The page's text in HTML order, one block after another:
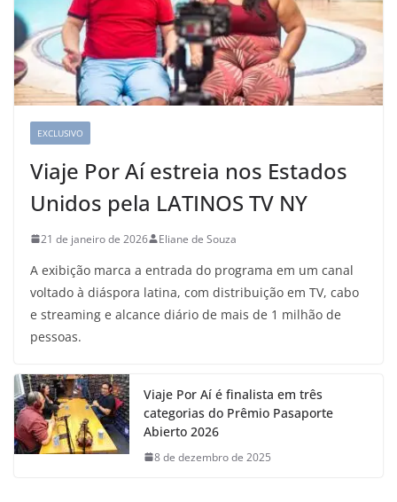
EXCLUSIVO
Viaje Por Aí estreia nos Estados
Unidos pela LATINOS TV NY
21 de janeiro de 2026 Eliane de Souza
A exibição marca a entrada do programa em um canal
voltado à diáspora latina, com distribuição em TV, cabo
e streaming e alcance diário de mais de 1 milhão de
pessoas.
Viaje Por Aí é finalista em três
categorias do Prêmio Pasaporte
Abierto 2026
8 de dezembro de 2025